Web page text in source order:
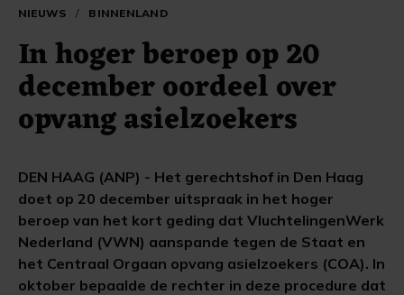
NIEUWS / BINNENLAND
In hoger beroep op 20
december oordeel over
opvang asielzoekers
DEN HAAG (ANP) - Het gerechtshof in Den Haag
doet op 20 december uitspraak in het hoger
beroep van het kort geding dat VluchtelingenWerk
Nederland (VWN) aanspande tegen de Staat en
het Centraal Orgaan opvang asielzoekers (COA). In
oktober bepaalde de rechter in deze procedure dat